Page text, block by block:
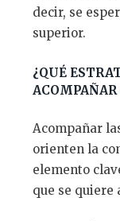
decir, se
superior.
¿QUÉ
ACOMPAÑAR
Acompañar
orienten la
elemento
que se quiere